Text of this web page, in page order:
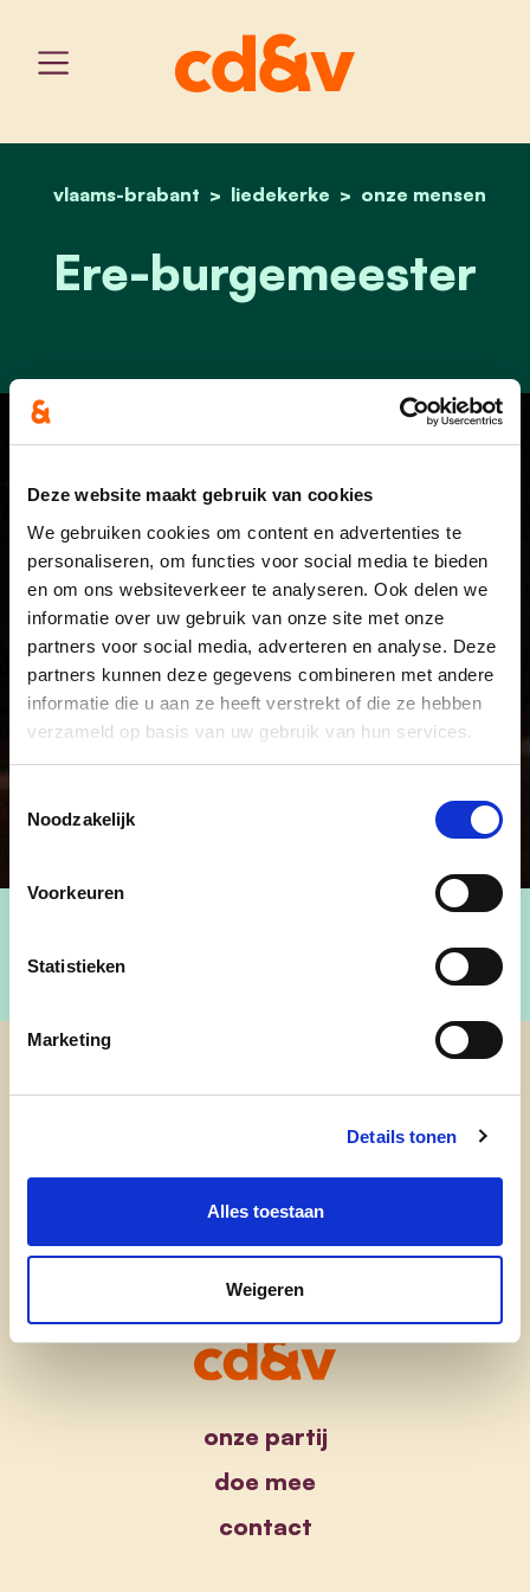
Deze website maakt gebruik van cookies
We gebruiken cookies om content en advertenties te
personaliseren, om functies voor social media te bieden
en om ons websiteverkeer te analyseren. Ook delen we
informatie over uw gebruik van onze site met onze
partners voor social media, adverteren en analyse. Deze
partners kunnen deze gegevens combineren met andere
informatie die u aan ze heeft verstrekt of die ze hebben
verzameld op basis van uw gebruik van hun services.
Noodzakelijk
Voorkeuren
Statistieken
Marketing
Details tonen
Alles toestaan
Weigeren
home
vlaams-brabant liedekerke onze mensen
luc wynant
Ere-burgemeester
cd&v Liedekerke
onze partij
doe mee
contact